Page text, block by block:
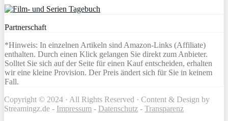
Partnerschaft
*Hinweis: In einzelnen Artikeln sind Amazon-Links (Affiliate)
enthalten. Durch einen Klick gelangen Sie direkt zum Anbieter.
Solltet Sie sich auf der Seite für einen Kauf entscheiden, erhalten
wir eine kleine Provision. Der Preis ändert sich für Sie in keinem
Fall.
Copyright © 2024 · All Rights Reserved · Content & Design by
Streamingz.de - Impressum - Datenschutz - Transparenz